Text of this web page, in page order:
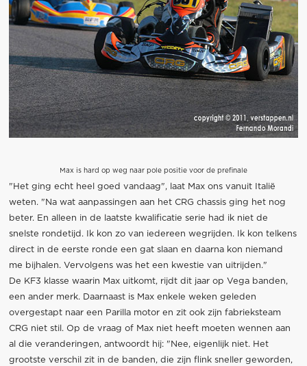
Max is hard op weg naar pole positie voor de prefinale
"Het ging echt heel goed vandaag", laat Max ons vanuit Italië
weten. "Na wat aanpassingen aan het CRG chassis ging het nog
beter. En alleen in de laatste kwalificatie serie had ik niet de
snelste rondetijd. Ik kon zo van iedereen wegrijden. Ik kon telkens
direct in de eerste ronde een gat slaan en daarna kon niemand
me bijhalen. Vervolgens was het een kwestie van uitrijden."
De KF3 klasse waarin Max uitkomt, rijdt dit jaar op Vega banden,
een ander merk. Daarnaast is Max enkele weken geleden
overgestapt naar een Parilla motor en zit ook zijn fabrieksteam
CRG niet stil. Op de vraag of Max niet heeft moeten wennen aan
al die veranderingen, antwoordt hij: "Nee, eigenlijk niet. Het
grootste verschil zit in de banden, die zijn flink sneller geworden,